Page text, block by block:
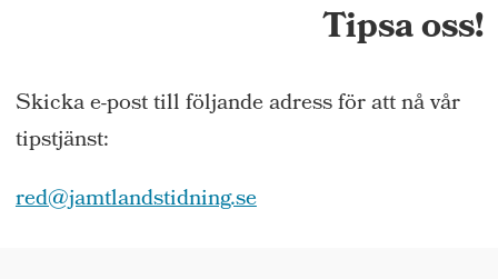
Tipsa oss!
Skicka e-post till följande adress för att nå vår
tipstjänst:
red@jamtlandstidning.se